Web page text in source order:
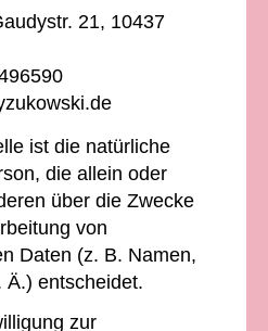
21, 10437
ist die natürliche
die allein oder
über die Zwecke
von
Daten (z. B. Namen,
Ä.) entscheidet.
zur